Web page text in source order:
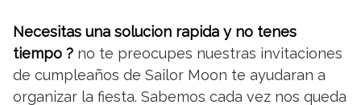
Necesitas una solucion rapida y no tenes
tiempo ? no te preocupes nuestras invitaciones
de cumpleaños de Sailor Moon te ayudaran a
organizar la fiesta. Sabemos cada vez nos queda